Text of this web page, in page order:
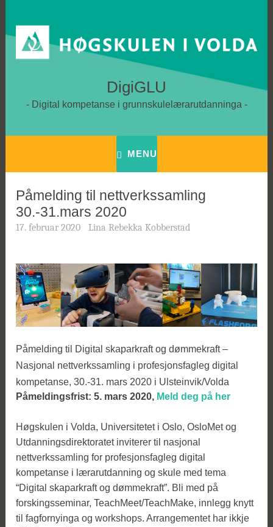
content
DigiGLU
Digital kompetanse i grunnskulelærarutdanninga
MENU
Påmelding til nettverkssamling
30.-31.mars 2020
17. februar 2020 Lina Rebekka Kobberstad
Påmelding til Digital skaparkraft og dømmekraft –
Nasjonal nettverkssamling i profesjonsfagleg digital
kompetanse, 30.-31. mars 2020 i Ulsteinvik/Volda
Påmeldingsfrist: 5. mars 2020, Meld deg på her
Høgskulen i Volda, Universitetet i Oslo, OsloMet og
Utdanningsdirektoratet inviterer til nasjonal
nettverkssamling for profesjonsfagleg digital
kompetanse i lærarutdanning og skule med tema
“Digital skaparkraft og dømmekraft”. Bli med på
forskingsseminar, TeachMeet/TeachMake, innlegg knytt
til fagfornyinga og workshops. Arrangementet har ikkje